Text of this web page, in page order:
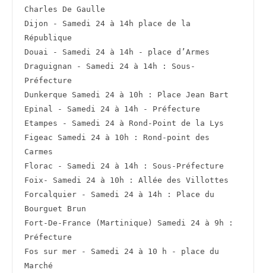
Charles De Gaulle
Dijon - Samedi 24 à 14h place de la
République
Douai - Samedi 24 à 14h - place d’Armes
Draguignan - Samedi 24 à 14h : Sous-
Préfecture
Dunkerque Samedi 24 à 10h : Place Jean Bart
Epinal - Samedi 24 à 14h - Préfecture
Etampes - Samedi 24 à Rond-Point de la Lys
Figeac Samedi 24 à 10h : Rond-point des
Carmes
Florac - Samedi 24 à 14h : Sous-Préfecture
Foix- Samedi 24 à 10h : Allée des Villottes
Forcalquier - Samedi 24 à 14h : Place du
Bourguet Brun
Fort-De-France (Martinique) Samedi 24 à 9h :
Préfecture
Fos sur mer - Samedi 24 à 10 h - place du
Marché